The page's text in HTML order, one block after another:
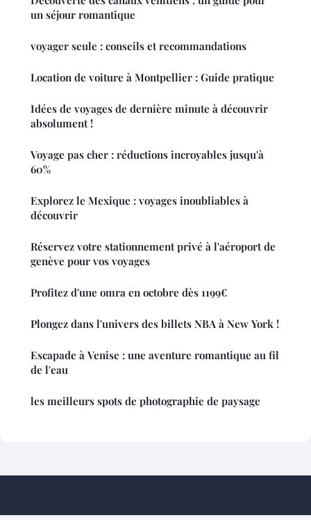
un séjour romantique
voyager seule : conseils et recommandations
Location de voiture à Montpellier : Guide pratique
Idées de voyages de dernière minute à découvrir
absolument !
Voyage pas cher : réductions incroyables jusqu'à
60%
Explorez le Mexique : voyages inoubliables à
découvrir
Réservez votre stationnement privé à l'aéroport de
genève pour vos voyages
Profitez d'une omra en octobre dès 1199€
Plongez dans l'univers des billets NBA à New York !
Escapade à Venise : une aventure romantique au fil
de l'eau
les meilleurs spots de photographie de paysage